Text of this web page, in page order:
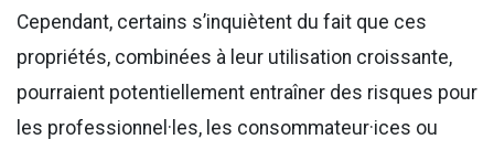
Cependant, certains s’inquiètent du fait que ces
propriétés, combinées à leur utilisation croissante,
pourraient potentiellement entraîner des risques pour
les professionnel·les, les consommateur·ices ou